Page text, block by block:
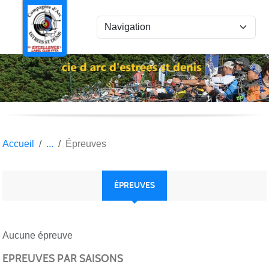
Accueil Épreuves
ÉPREUVES
Aucune épreuve
EPREUVES PAR SAISONS
Panneau de gestion des cookies